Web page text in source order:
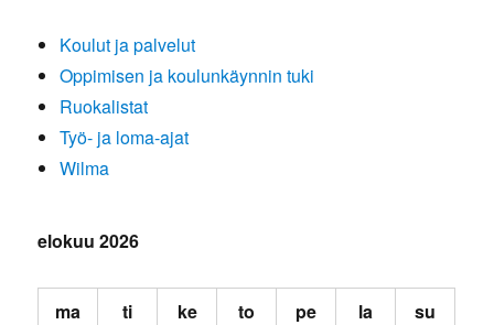
Koulut ja palvelut
Oppimisen ja koulunkäynnin tuki
Ruokalistat
Työ- ja loma-ajat
Wilma
elokuu 2026
ma ti ke to pe la
su